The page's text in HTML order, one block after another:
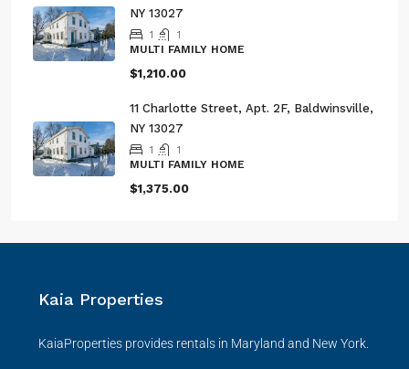
NY 13027
1
1
MULTI FAMILY HOME
$1,210.00
11 Charlotte Street, Apt. 2F, Baldwinsville,
NY 13027
1
1
MULTI FAMILY HOME
$1,375.00
Kaia Properties
KaiaProperties provides rentals in Maryland and New York.